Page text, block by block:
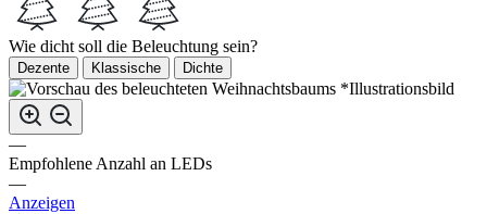
Wie dicht soll die Beleuchtung sein?
Dezente Klassische Dichte
*Illustrationsbild
—
Empfohlene Anzahl an LEDs
—
Anzeigen